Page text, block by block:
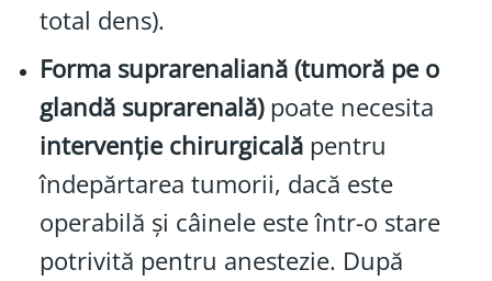
total dens).
Forma suprarenaliană (tumoră pe o
glandă suprarenală)poate necesita
intervenție chirurgicalăpentru
îndepărtarea tumorii, dacă este
operabilă și câinele este într-o stare
potrivită pentru anestezie. După